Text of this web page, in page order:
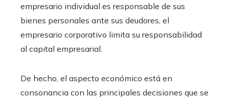
empresario individual es responsable de sus
bienes personales ante sus deudores, el
empresario corporativo limita su responsabilidad
al capital empresarial.
De hecho, el aspecto económico está en
consonancia con las principales decisiones que se